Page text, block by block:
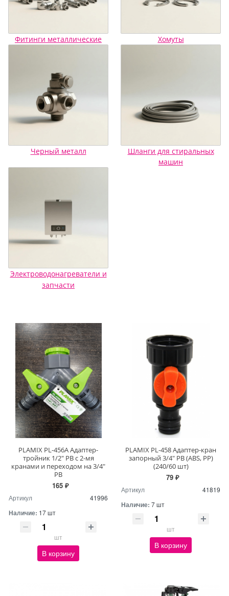
Фитинги металлические Хомуты
Черный металл
Шланги для стиральных
машин
Электроводонагреватели и
запчасти
PLAMIX PL-456A Адаптер-
тройник 1/2" РВ с 2-мя
кранами и переходом на 3/4"
РВ
165 ₽
Артикул 41996
Наличие: 17 шт
шт
В корзину
PLAMIX PL-458 Адаптер-кран
запорный 3/4" РВ (ABS, PP)
(240/60 шт)
79 ₽
Артикул 41819
Наличие: 7 шт
шт
В корзину